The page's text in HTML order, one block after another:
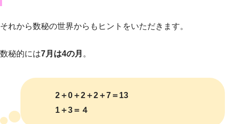
それから数秘の世界からもヒントをいただきます。
数秘的には7月は4の月 。
2＋0＋2＋2＋7＝13
1＋3＝４